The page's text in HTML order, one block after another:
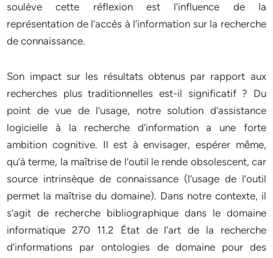
soulève cette réflexion est l’influence de la
représentation de l’accès à l’information sur la recherche
de connaissance.
Son impact sur les résultats obtenus par rapport aux
recherches plus traditionnelles est-il significatif ? Du
point de vue de l’usage, notre solution d’assistance
logicielle à la recherche d’information a une forte
ambition cognitive. Il est à envisager, espérer même,
qu’à terme, la maîtrise de l’outil le rende obsolescent, car
source intrinsèque de connaissance (l’usage de l’outil
permet la maîtrise du domaine). Dans notre contexte, il
s’agit de recherche bibliographique dans le domaine
informatique 270 11.2 État de l’art de la recherche
d’informations par ontologies de domaine pour des